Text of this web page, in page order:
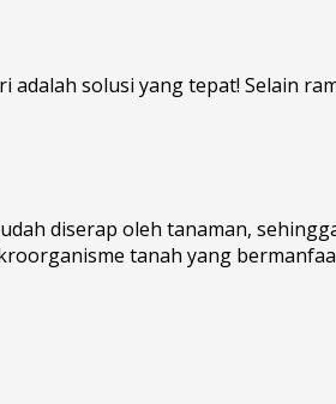
solusi yang tepat! Selain
diserap oleh tanaman,
tanah yang